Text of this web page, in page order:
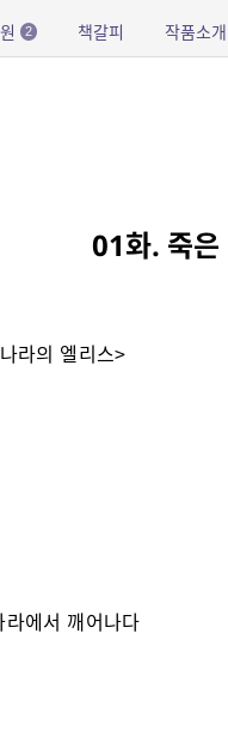
2 책갈피 작품소개
01화. 죽은
라의 엘리스>
라에서 깨어나다